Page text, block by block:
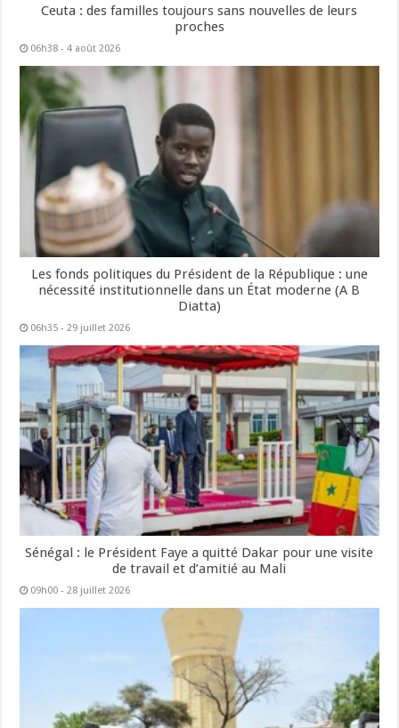
Ceuta : des familles toujours sans nouvelles de leurs
proches
06h38 - 4 août 2026
Les fonds politiques du Président de la République : une
nécessité institutionnelle dans un État moderne (A B
Diatta)
06h35 - 29 juillet 2026
Sénégal : le Président Faye a quitté Dakar pour une visite
de travail et d’amitié au Mali
09h00 - 28 juillet 2026